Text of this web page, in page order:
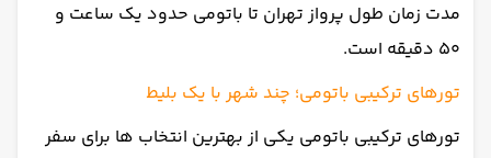
مدت زمان طول پرواز تهران تا باتومی حدود یک ساعت و
50 دقیقه است.
تورهای ترکیبی باتومی؛ چند شهر با یک بلیط
تورهای ترکیبی باتومی یکی از بهترین انتخاب ها برای سفر